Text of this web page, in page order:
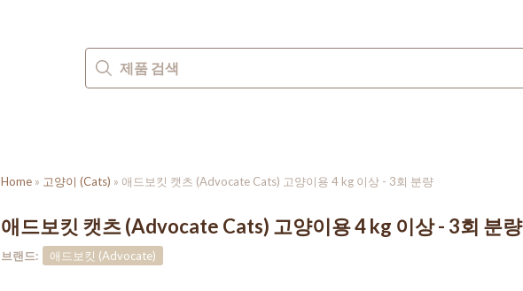
Home » 고양이 (Cats) » 애드보킷 캣츠 (Advocate Cats) 고양이용 4 kg 이상 - 3회 분량
애드보킷 캣츠 (Advocate Cats) 고양이용 4 kg 이상 - 3회 분량
브랜드: 애드보킷 (Advocate)